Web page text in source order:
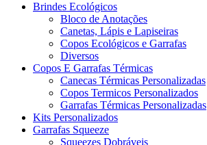
Brindes Ecológicos
Bloco de Anotações
Canetas, Lápis e Lapiseiras
Copos Ecológicos e Garrafas
Diversos
Copos E Garrafas Térmicas
Canecas Térmicas Personalizadas
Copos Termicos Personalizados
Garrafas Térmicas Personalizadas
Kits Personalizados
Garrafas Squeeze
Squeezes Dobráveis